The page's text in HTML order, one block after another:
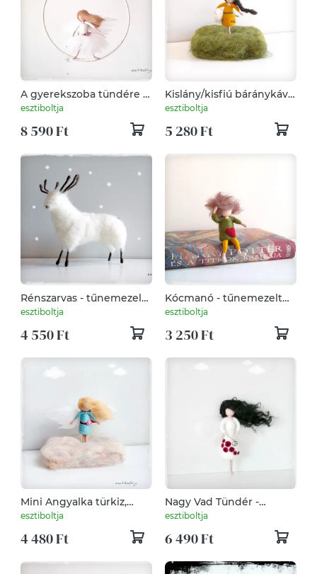
A gyerekszoba tündére -
tűnemezelt dísz, függő
esztiboltja
8 590 Ft
Kislány/kisfiú báránykával
- tűnemezelt dísz
esztiboltja
5 280 Ft
Rénszarvas - tűnemezelt
figura, dísz
esztiboltja
4 550 Ft
Kócmanó - tűnemezelt
figura, dísz
esztiboltja
3 250 Ft
Mini Angyalka türkiz,
állványon - tűnemezelt
esztiboltja
4 480 Ft
Nagy Vad Tündér -
tűnemezelt baba, dísz,
esztiboltja
6 490 Ft